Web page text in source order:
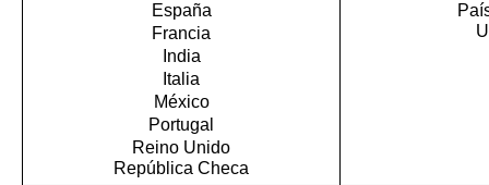
España
Francia
India
Italia
México
Portugal
Reino Unido
República Checa